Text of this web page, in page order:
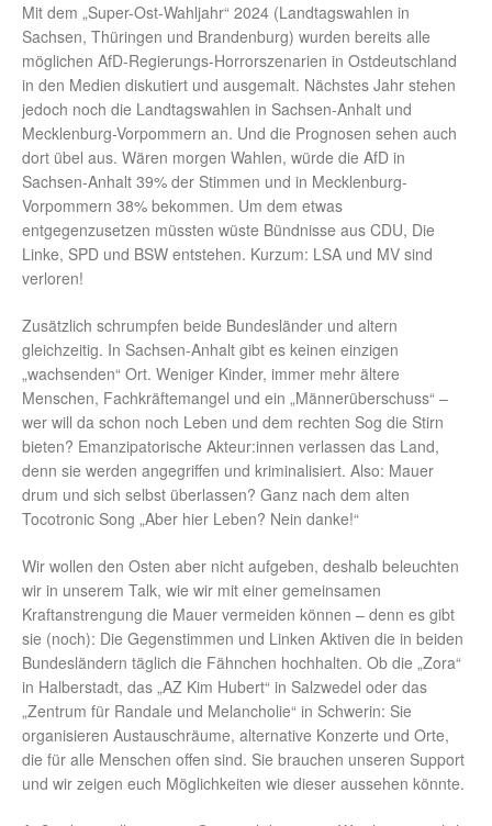
Mit dem „Super-Ost-Wahljahr“ 2024 (Landtagswahlen in
Sachsen, Thüringen und Brandenburg) wurden bereits alle
möglichen AfD-Regierungs-Horrorszenarien in Ostdeutschland
in den Medien diskutiert und ausgemalt. Nächstes Jahr stehen
jedoch noch die Landtagswahlen in Sachsen-Anhalt und
Mecklenburg-Vorpommern an. Und die Prognosen sehen auch
dort übel aus. Wären morgen Wahlen, würde die AfD in
Sachsen-Anhalt 39% der Stimmen und in Mecklenburg-
Vorpommern 38% bekommen. Um dem etwas
entgegenzusetzen müssten wüste Bündnisse aus CDU, Die
Linke, SPD und BSW entstehen. Kurzum: LSA und MV sind
verloren!
Zusätzlich schrumpfen beide Bundesländer und altern
gleichzeitig. In Sachsen-Anhalt gibt es keinen einzigen
„wachsenden“ Ort. Weniger Kinder, immer mehr ältere
Menschen, Fachkräftemangel und ein „Männerüberschuss“ –
wer will da schon noch Leben und dem rechten Sog die Stirn
bieten? Emanzipatorische Akteur:innen verlassen das Land,
denn sie werden angegriffen und kriminalisiert. Also: Mauer
drum und sich selbst überlassen? Ganz nach dem alten
Tocotronic Song „Aber hier Leben? Nein danke!“
Wir wollen den Osten aber nicht aufgeben, deshalb beleuchten
wir in unserem Talk, wie wir mit einer gemeinsamen
Kraftanstrengung die Mauer vermeiden können – denn es gibt
sie (noch): Die Gegenstimmen und Linken Aktiven die in beiden
Bundesländern täglich die Fähnchen hochhalten. Ob die „Zora“
in Halberstadt, das „AZ Kim Hubert“ in Salzwedel oder das
„Zentrum für Randale und Melancholie“ in Schwerin: Sie
organisieren Austauschräume, alternative Konzerte und Orte,
die für alle Menschen offen sind. Sie brauchen unseren Support
und wir zeigen euch Möglichkeiten wie dieser aussehen könnte.